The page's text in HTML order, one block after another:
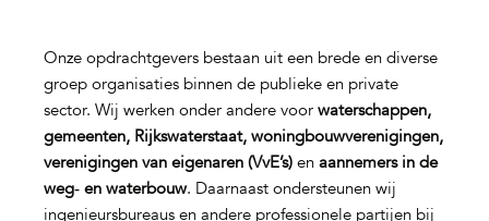
Onze opdrachtgevers bestaan uit een brede en diverse
groep organisaties binnen de publieke en private
sector. Wij werken onder andere voor waterschappen,
gemeenten, Rijkswaterstaat, woningbouwverenigingen,
verenigingen van eigenaren (VvE’s)en aannemers in de
weg‑ en waterbouw. Daarnaast ondersteunen wij
ingenieursbureaus en andere professionele partijen bij